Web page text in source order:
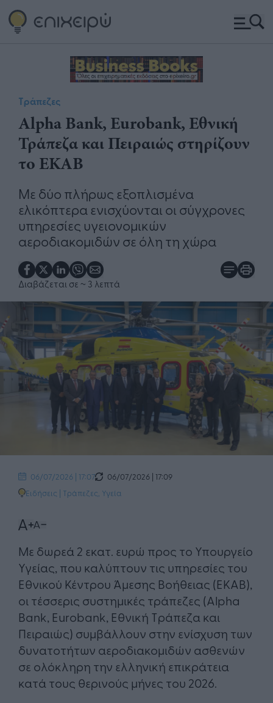
Τράπεζες
Alpha Bank, Eurobank, Εθνική
Τράπεζα και Πειραιώς στηρίζουν
το ΕΚΑΒ
Με δύο πλήρως εξοπλισμένα
ελικόπτερα ενισχύονται οι σύγχρονες
υπηρεσίες υγειονομικών
αεροδιακομιδών σε όλη τη χώρα
Διαβάζεται σε ~ 3 λεπτά
06/07/2026 | 17:07
06/07/2026 | 17:09
Ειδήσεις | Τράπεζες Υγεία
Με δωρεά 2 εκατ. ευρώ προς το Υπουργείο
Υγείας, που καλύπτουν τις υπηρεσίες του
Εθνικού Κέντρου Άμεσης Βοήθειας (ΕΚΑΒ),
οι τέσσερις συστημικές τράπεζες (Alpha
Bank, Eurobank, Εθνική Τράπεζα και
Πειραιώς) συμβάλλουν στην ενίσχυση των
δυνατοτήτων αεροδιακομιδών ασθενών
σε ολόκληρη την ελληνική επικράτεια
κατά τους θερινούς μήνες του 2026.